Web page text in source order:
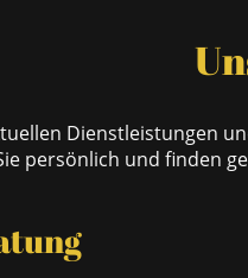
Dienstleistungen
persönlich und finden